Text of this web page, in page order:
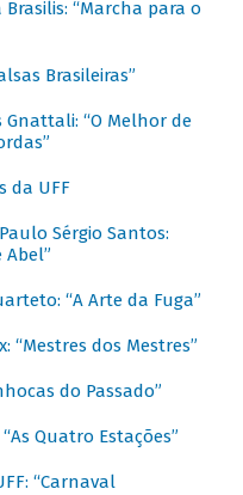
“Marcha para o
Brasileiras”
“O Melhor de
da UFF
Sérgio Santos:
“A Arte da Fuga”
“Mestres dos Mestres”
do Passado”
Quatro Estações”
“Carnaval